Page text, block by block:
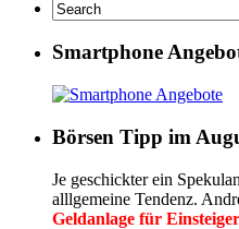
Smartphone
Börsen Tipp im
Je geschickter ein
alllgemeine Tendenz.
Geldanlage für Einsteiger